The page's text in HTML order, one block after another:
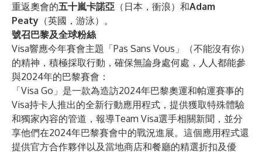
重返奧會的五十嵐卡諾亞 （日本，衝浪）和Adam
Peaty （英國，游泳）。
號召巴黎及全球粉絲
Visa響應今年賽會主題「Pas Sans Vous」（不能沒有你）
的精神，積極採取行動，確保無論身處何處，人人都能參
與2024年的巴黎賽會：
「Visa Go」是一款為造訪2024年巴黎奧運和帕運賽事的
Visa持卡人推出的全新行動應用程式，提供獲取特殊體驗
和獨家內容的管道，報導Team Visa選手相關新聞，並分
享他們在2024年巴黎賽會中的戰況進展。這個應用程式還
提供官方合作夥伴以及當地商店和餐廳的精選折扣及優